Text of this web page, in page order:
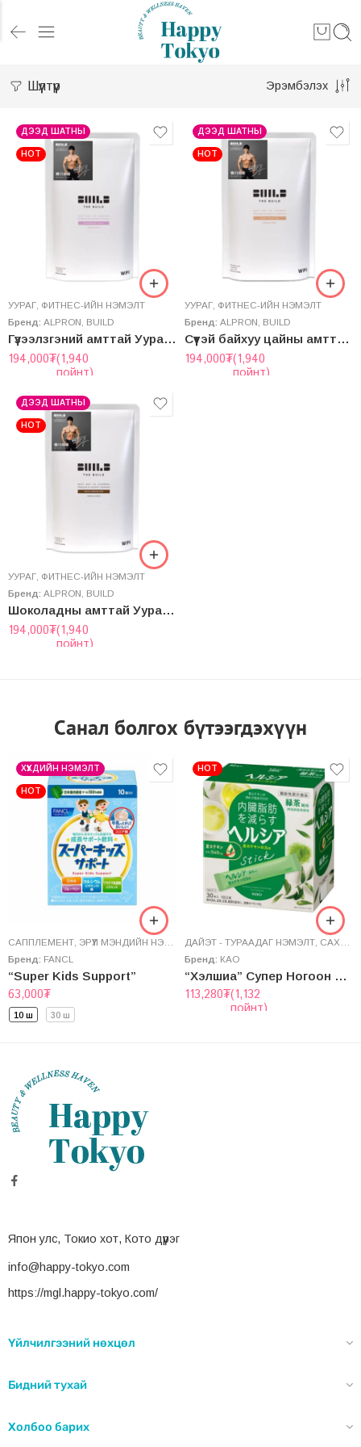
Шүүлтүүр Эрэмбэлэх
ДЭЭД ШАТНЫ
HOT
УУРАГ ФИТНЕС-ИЙН НЭМЭЛТ
Бренд: ALPRON BUILD
Гүзээлзгэний амттай Уураг “Build” Whey Protein Isolate
194,000₮(1,940
пойнт)
ДЭЭД ШАТНЫ
HOT
УУРАГ ФИТНЕС-ИЙН НЭМЭЛТ
Бренд: ALPRON BUILD
Сүүтэй байхуу цайны амттай Уураг “Build” Whey Protein Isolate
194,000₮(1,940
пойнт)
ДЭЭД ШАТНЫ
HOT
УУРАГ ФИТНЕС-ИЙН НЭМЭЛТ
Бренд: ALPRON BUILD
Шоколадны амттай Уураг “Build” Whey Protein Isolate
194,000₮(1,940
пойнт)
Санал болгох бүтээгдэхүүн
ХҮҮХДИЙН НЭМЭЛТ
HOT
САППЛЕМЕНТ ЭРҮҮЛ МЭНДИЙН НЭМЭЛТ
Бренд: FANCL
“Super Kids Support”
63,000₮
10 ш 30 ш
HOT
ДАЙЭТ - ТУРААДАГ НЭМЭЛТ САХАР БУУЛГАГЧ
Бренд: КАО
“Хэлшиа” Супер Ногоон Цай
113,280₮(1,132
пойнт)
Япон улс, Токио хот, Кото дүүрэг
info@happy-tokyo.com
https://mgl.happy-tokyo.com/
Үйлчилгээний нөхцөл
Бидний тухай
Холбоо барих